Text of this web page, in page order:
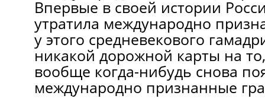
Впервые в своей истории
утратила международно
у этого средневекового
никакой дорожной карты на
вообще когда-нибудь снова
международно признанные